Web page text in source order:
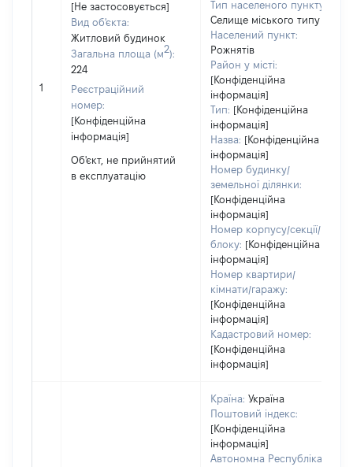
1
[Не застосовується]
Вид об'єкта:
Житловий будинок
Загальна площа (м2):
224
Реєстраційний
номер:
[Конфіденційна
інформація]
Об'єкт, не прийнятий
в експлуатацію
Тип населеного пункту:
Селище міського типу
Населений пункт:
Рожнятів
Район у місті:
[Конфіденційна
інформація]
Тип: [Конфіденційна
інформація]
Назва: [Конфіденційна
інформація]
Номер будинку/
земельної ділянки:
[Конфіденційна
інформація]
Номер корпусу/секції/
блоку: [Конфіденційна
інформація]
Номер квартири/
кімнати/гаражу:
[Конфіденційна
інформація]
Кадастровий номер:
[Конфіденційна
інформація]
Країна: Україна
Поштовий індекс:
[Конфіденційна
інформація]
Автономна Республіка